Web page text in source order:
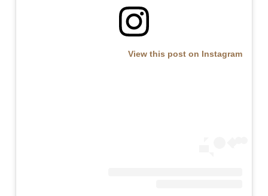
View this post on Instagram